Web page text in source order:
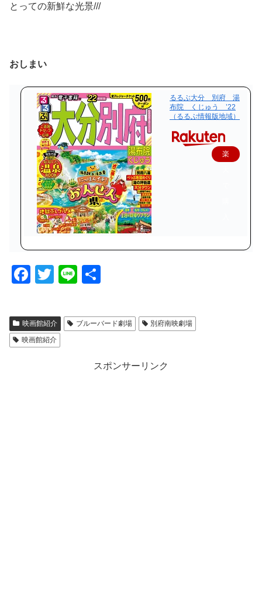
とっての新鮮な光景///
おしまい
るるぶ大分 別府 湯
布院 くじゅう ’22
（るるぶ情報版地域）
楽
F
c
e
b
T
tt
er
Li
e
映画館紹介 ブルーバード劇場
別府南映劇場
映画館紹介
スポンサーリンク